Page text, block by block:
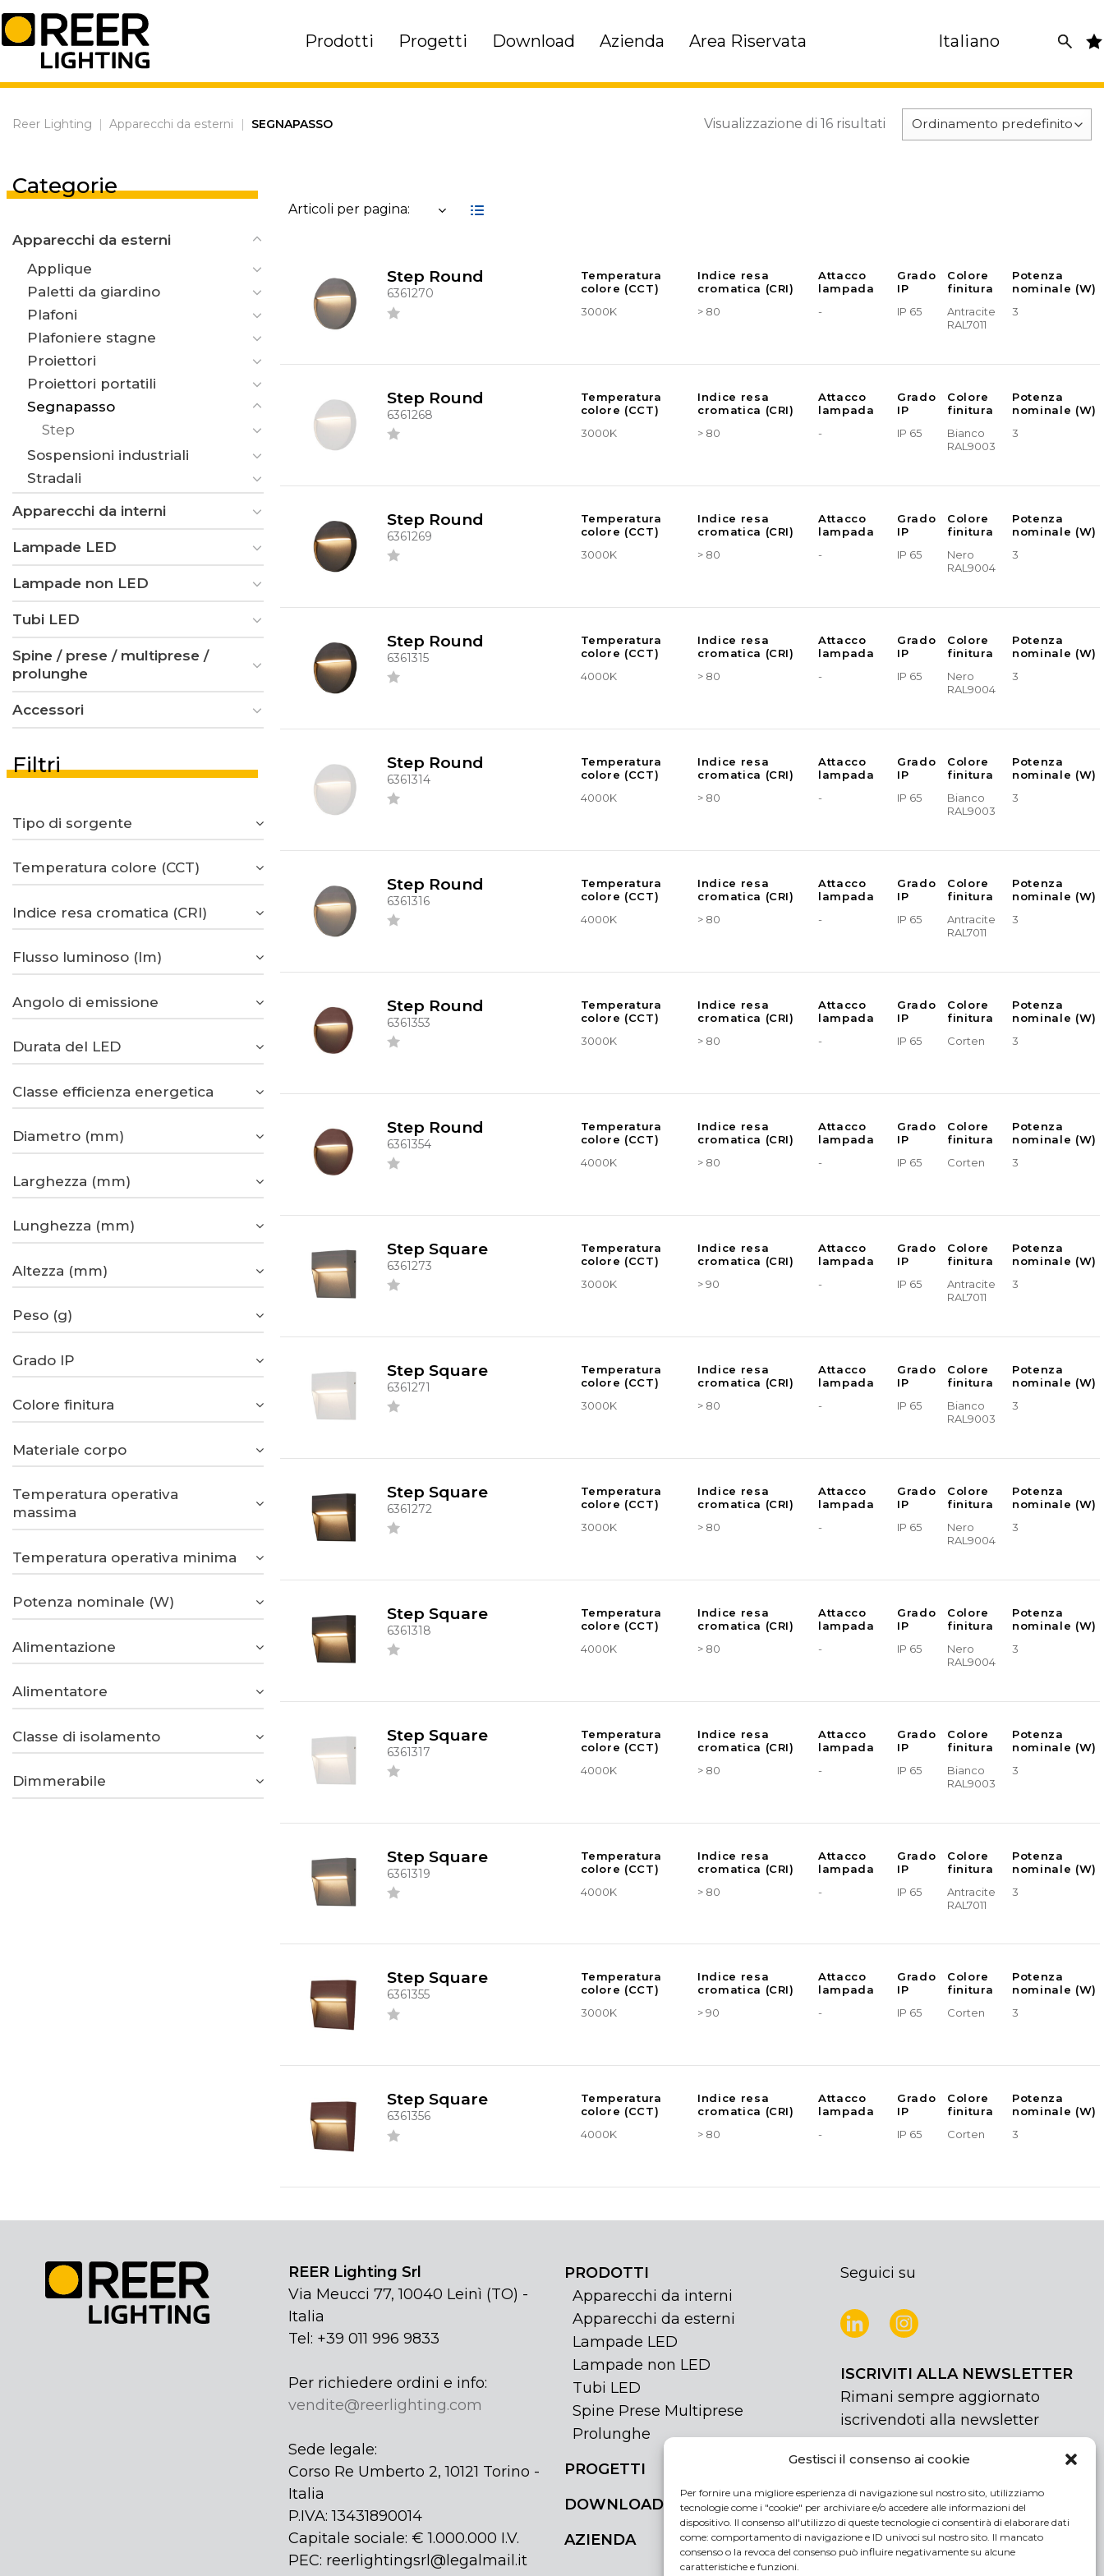
Gestisci il consenso ai cookie
Per fornire una migliore esperienza di navigazione sul nostro sito, utilizziamo
tecnologie come i "cookie" per archiviare e/o accedere alle informazioni del
dispositivo. Il consenso all'utilizzo di queste tecnologie ci consentirà di elaborare dati
come: comportamento di navigazione e ID univoci sul nostro sito. Il mancato
consenso o la revoca del consenso può influire negativamente su alcune
caratteristiche e funzioni.
Skip
to
content
Prodotti Progetti Download Azienda Area Riservata Italiano
Reer Lighting Apparecchi da esterni SEGNAPASSO Visualizzazione di 16 risultati
Categorie
Apparecchi da esterni
Applique
Paletti da giardino
Plafoni
Plafoniere stagne
Proiettori
Proiettori portatili
Segnapasso
Step
Sospensioni industriali
Stradali
Apparecchi da interni
Lampade LED
Lampade non LED
Tubi LED
Spine / prese / multiprese /
prolunghe
Accessori
Filtri
Tipo di sorgente
Temperatura colore (CCT)
Indice resa cromatica (CRI)
Flusso luminoso (lm)
Angolo di emissione
Durata del LED
Classe efficienza energetica
Diametro (mm)
Larghezza (mm)
Lunghezza (mm)
Altezza (mm)
Peso (g)
Grado IP
Colore finitura
Materiale corpo
Temperatura operativa
massima
Temperatura operativa minima
Potenza nominale (W)
Alimentazione
Alimentatore
Classe di isolamento
Dimmerabile
Articoli per pagina:
Step Round
6361270
Temperatura
colore (CCT)
Indice resa
cromatica (CRI)
Attacco
lampada
Grado
IP
Colore
finitura
Potenza
nominale (W)
3000K
> 80 - IP 65
Antracite
RAL7011
3
Step Round
6361268
Temperatura
colore (CCT)
Indice resa
cromatica (CRI)
Attacco
lampada
Grado
IP
Colore
finitura
Potenza
nominale (W)
3000K
> 80 - IP 65
Bianco
RAL9003
3
Step Round
6361269
Temperatura
colore (CCT)
Indice resa
cromatica (CRI)
Attacco
lampada
Grado
IP
Colore
finitura
Potenza
nominale (W)
3000K
> 80 - IP 65
Nero
RAL9004
3
Step Round
6361315
Temperatura
colore (CCT)
Indice resa
cromatica (CRI)
Attacco
lampada
Grado
IP
Colore
finitura
Potenza
nominale (W)
4000K
> 80 - IP 65
Nero
RAL9004
3
Step Round
6361314
Temperatura
colore (CCT)
Indice resa
cromatica (CRI)
Attacco
lampada
Grado
IP
Colore
finitura
Potenza
nominale (W)
4000K
> 80 - IP 65
Bianco
RAL9003
3
Step Round
6361316
Temperatura
colore (CCT)
Indice resa
cromatica (CRI)
Attacco
lampada
Grado
IP
Colore
finitura
Potenza
nominale (W)
4000K
> 80 - IP 65
Antracite
RAL7011
3
Step Round
6361353
Temperatura
colore (CCT)
Indice resa
cromatica (CRI)
Attacco
lampada
Grado
IP
Colore
finitura
Potenza
nominale (W)
3000K
> 80 - IP 65 Corten 3
Step Round
6361354
Temperatura
colore (CCT)
Indice resa
cromatica (CRI)
Attacco
lampada
Grado
IP
Colore
finitura
Potenza
nominale (W)
4000K
> 80 - IP 65 Corten 3
Step Square
6361273
Temperatura
colore (CCT)
Indice resa
cromatica (CRI)
Attacco
lampada
Grado
IP
Colore
finitura
Potenza
nominale (W)
3000K
> 90 - IP 65
Antracite
RAL7011
3
Step Square
6361271
Temperatura
colore (CCT)
Indice resa
cromatica (CRI)
Attacco
lampada
Grado
IP
Colore
finitura
Potenza
nominale (W)
3000K
> 80 - IP 65
Bianco
RAL9003
3
Step Square
6361272
Temperatura
colore (CCT)
Indice resa
cromatica (CRI)
Attacco
lampada
Grado
IP
Colore
finitura
Potenza
nominale (W)
3000K
> 80 - IP 65
Nero
RAL9004
3
Step Square
6361318
Temperatura
colore (CCT)
Indice resa
cromatica (CRI)
Attacco
lampada
Grado
IP
Colore
finitura
Potenza
nominale (W)
4000K
> 80 - IP 65
Nero
RAL9004
3
Step Square
6361317
Temperatura
colore (CCT)
Indice resa
cromatica (CRI)
Attacco
lampada
Grado
IP
Colore
finitura
Potenza
nominale (W)
4000K
> 80 - IP 65
Bianco
RAL9003
3
Step Square
6361319
Temperatura
colore (CCT)
Indice resa
cromatica (CRI)
Attacco
lampada
Grado
IP
Colore
finitura
Potenza
nominale (W)
4000K
> 80 - IP 65
Antracite
RAL7011
3
Step Square
6361355
Temperatura
colore (CCT)
Indice resa
cromatica (CRI)
Attacco
lampada
Grado
IP
Colore
finitura
Potenza
nominale (W)
3000K
> 90 - IP 65 Corten 3
Step Square
6361356
Temperatura
colore (CCT)
Indice resa
cromatica (CRI)
Attacco
lampada
Grado
IP
Colore
finitura
Potenza
nominale (W)
4000K
> 80 - IP 65 Corten 3
REER Lighting Srl
Via Meucci 77, 10040 Leinì (TO) -
Italia
Tel: +39 011 996 9833
Per richiedere ordini e info:
vendite@reerlighting.com
Sede legale:
Corso Re Umberto 2, 10121 Torino -
Italia
P.IVA: 13431890014
Capitale sociale: € 1.000.000 I.V.
PEC: reerlightingsrl@legalmail.it
PRODOTTI
Apparecchi da interni
Apparecchi da esterni
Lampade LED
Lampade non LED
Tubi LED
Spine Prese Multiprese
Prolunghe
PROGETTI
DOWNLOAD
AZIENDA
Seguici su
ISCRIVITI ALLA NEWSLETTER
Rimani sempre aggiornato
iscrivendoti alla newsletter
NEWSLETTER
Acconsento al trattamento dei miei
dati personali
If
are
human,
leave